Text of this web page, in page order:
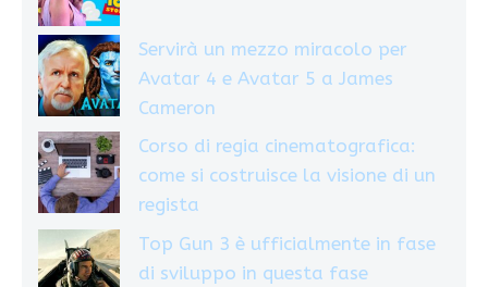
Servirà un mezzo miracolo per
Avatar 4 e Avatar 5 a James
Cameron
Corso di regia cinematografica:
come si costruisce la visione di un
regista
Top Gun 3 è ufficialmente in fase
di sviluppo in questa fase